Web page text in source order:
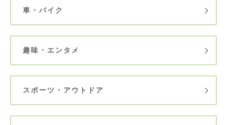
車・バイク
趣味・エンタメ
スポーツ・アウトドア